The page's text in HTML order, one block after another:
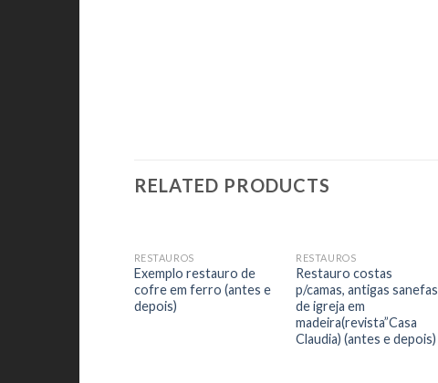
RELATED PRODUCTS
Add to
Wishlist
RESTAUROS
Exemplo restauro de
cofre em ferro (antes e
depois)
Add to
Wishlist
RESTAUROS
Restauro costas
p/camas, antigas sanefas
de igreja em
madeira(revista”Casa
Claudia) (antes e depois)